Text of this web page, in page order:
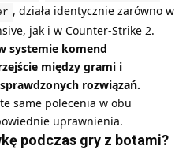
, działa identycznie zarówno w
jak i w Counter-Strike 2.
systemie komend
między grami i
rozwiązań.
same polecenia w obu
uprawnienia.
podczas gry z botami?